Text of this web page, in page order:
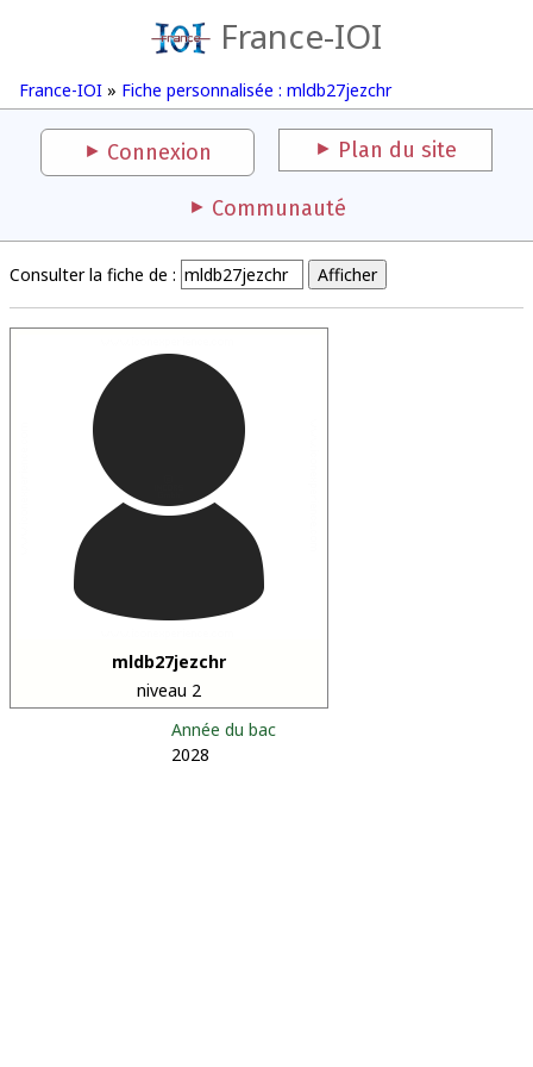
France-IOI
France-IOI » Fiche personnalisée : mldb27jezchr
Connexion Plan du site
Communauté
Consulter la fiche de :
mldb27jezchr
niveau 2
Année du bac
2028